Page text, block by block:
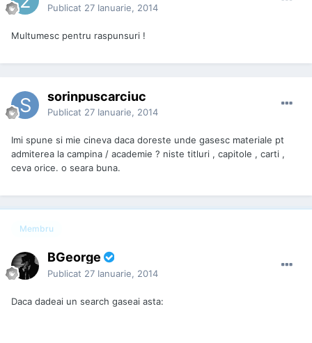
Publicat 27 Ianuarie, 2014
Multumesc pentru raspunsuri !
sorinpuscarciuc
Publicat 27 Ianuarie, 2014
Imi spune si mie cineva daca doreste unde gasesc materiale pt
admiterea la campina / academie ? niste titluri , capitole , carti ,
ceva orice. o seara buna.
Membru
BGeorge
Publicat 27 Ianuarie, 2014
Daca dadeai un search gaseai asta: